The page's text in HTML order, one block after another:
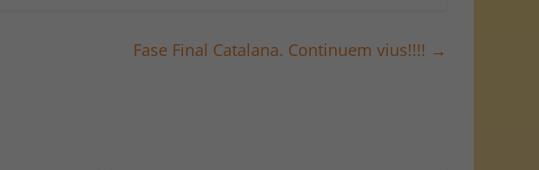
Fase Final Catalana. Continuem vius!!!! →